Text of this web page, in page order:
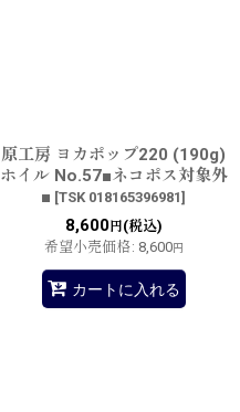
原工房 ヨカポップ220 (190g)
ホイル No.57■ネコポス対象外
■ [TSK 018165396981]
8,600円(税込)
希望小売価格: 8,600円
カートに入れる